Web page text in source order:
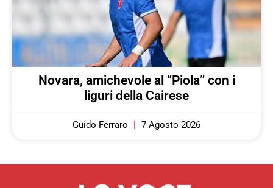
Novara, amichevole al “Piola” con i
liguri della Cairese
Guido Ferraro 7 Agosto 2026